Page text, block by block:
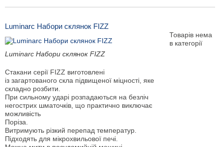
Luminarc Набори склянок FIZZ
Luminarc Набори склянок FIZZ
Стакани серії FIZZ виготовлені
із загартованого скла підвищеної міцності, яке
складно розбити.
При сильному ударі розпадаються на безліч
негострих шматочків, що практично виключає
можливість
Поріза.
Витримують різкий перепад температур.
Підходять для мікрохвильової печі.
Товарів нема
в категорії